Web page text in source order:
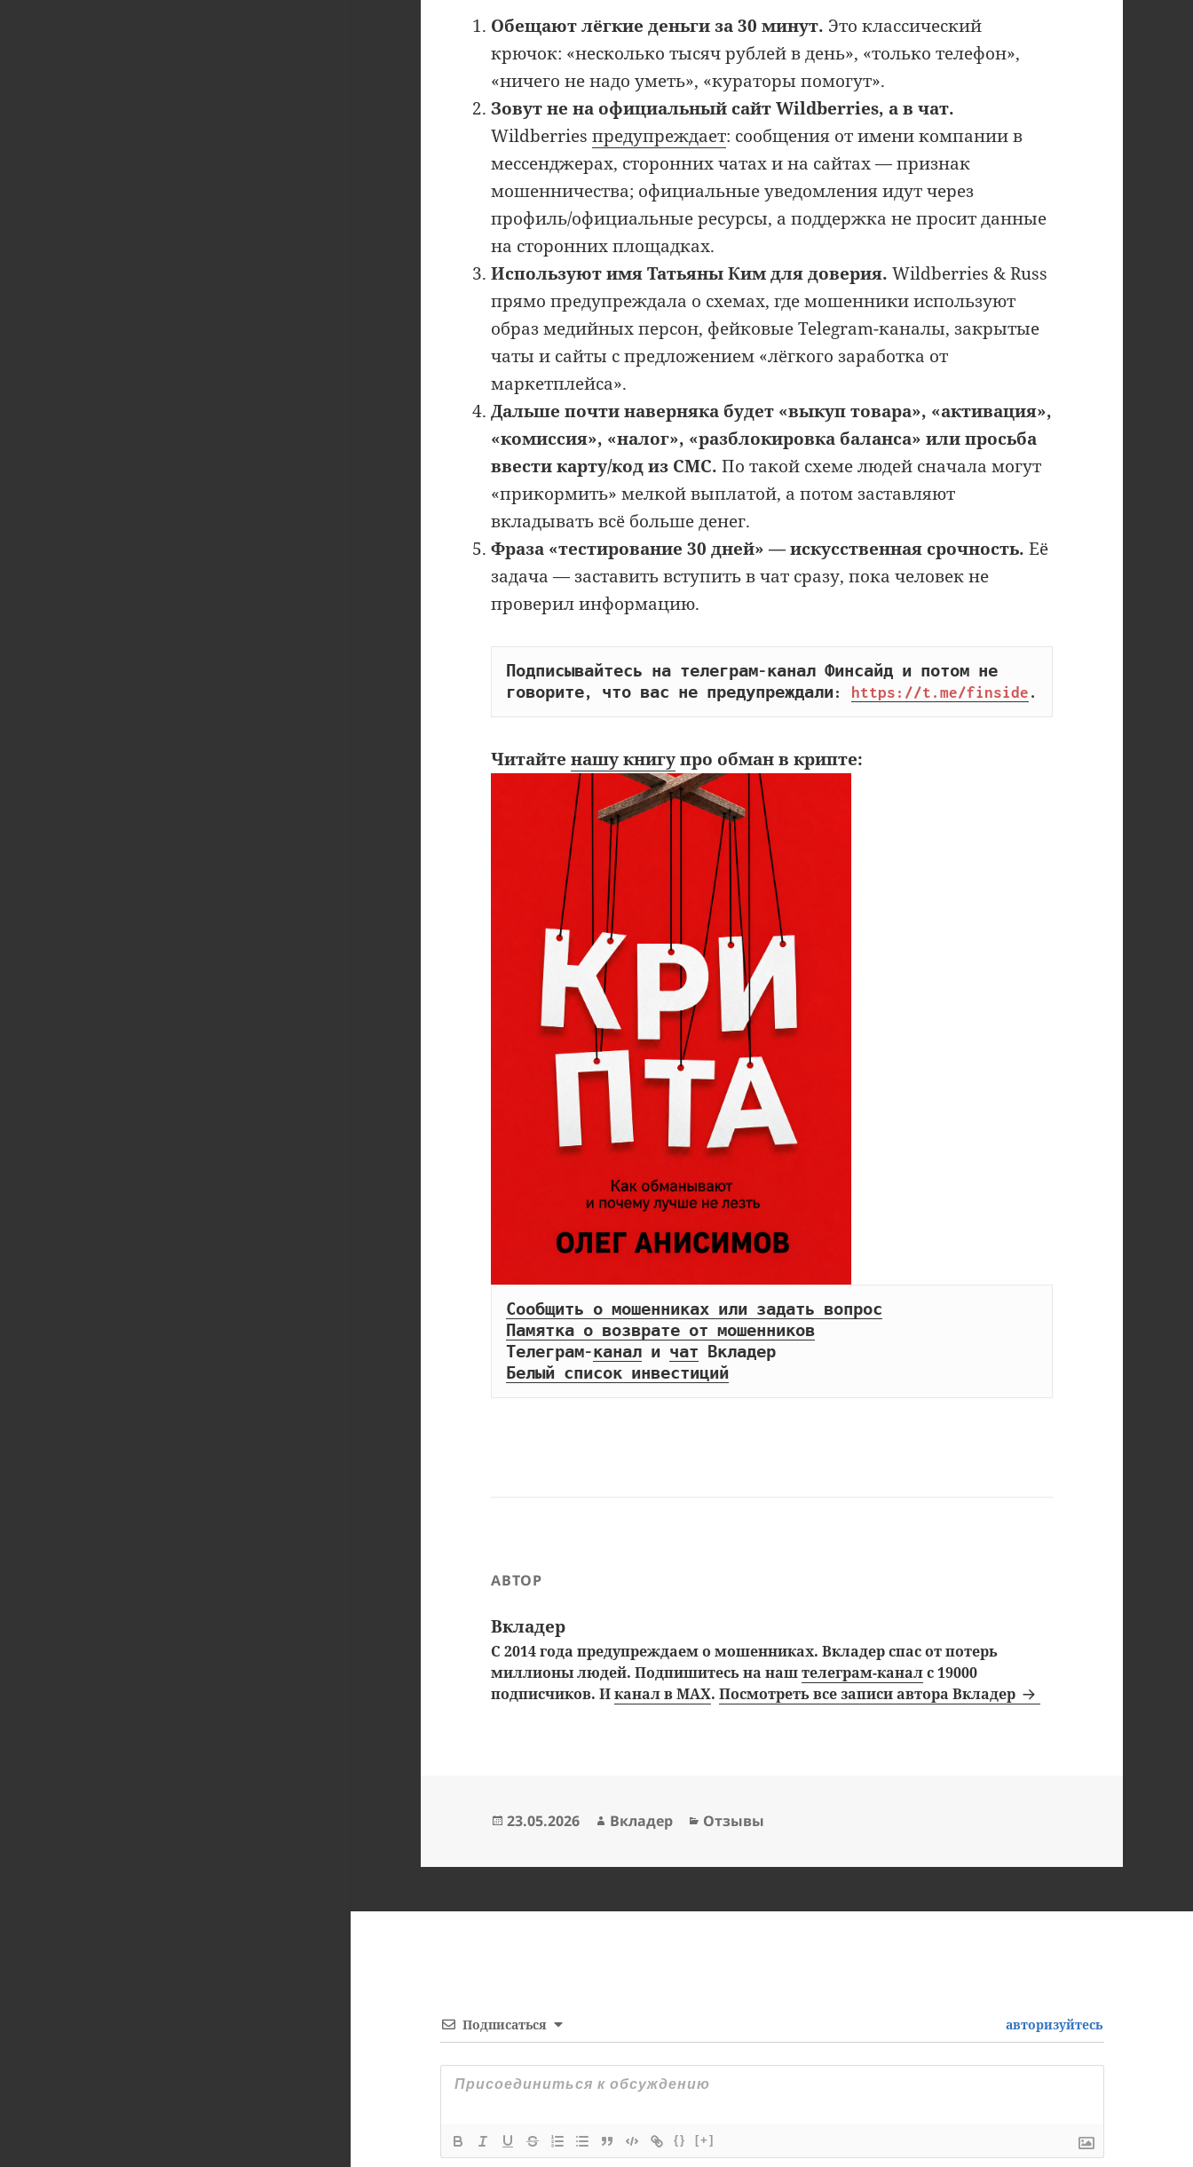
Обещают лёгкие деньги за 30 минут. Это классический
крючок: «несколько тысяч рублей в день», «только телефон»,
«ничего не надо уметь», «кураторы помогут».
Зовут не на официальный сайт Wildberries, а в чат.
Wildberriesпредупреждает: сообщения от имени компании в
мессенджерах, сторонних чатах и на сайтах — признак
мошенничества; официальные уведомления идут через
профиль/официальные ресурсы, а поддержка не просит данные
на сторонних площадках.
Используют имя Татьяны Ким для доверия. Wildberries & Russ
прямо предупреждала о схемах, где мошенники используют
образ медийных персон, фейковые Telegram-каналы, закрытые
чаты и сайты с предложением «лёгкого заработка от
маркетплейса».
Дальше почти наверняка будет «выкуп товара», «активация»,
«комиссия», «налог», «разблокировка баланса» или просьба
ввести карту/код из СМС. По такой схеме людей сначала могут
«прикормить» мелкой выплатой, а потом заставляют
вкладывать всё больше денег.
Фраза «тестирование 30 дней» — искусственная срочность. Её
задача — заставить вступить в чат сразу, пока человек не
проверил информацию.
Подписывайтесь на телеграм-канал Финсайд и потом не
говорите, что вас не предупреждали:
https://t.me/finside .
Читайтенашу книгупро обман в крипте:
Сообщить о мошенниках или задать вопрос
Памятка о возврате от мошенников
Телеграм-канал и чат
Вкладер
Белый список инвестиций
АВТОР
Вкладер
С 2014 года предупреждаем о мошенниках. Вкладер спас от потерь
миллионы людей. Подпишитесь на наштелеграм-каналс 19000
подписчиков. Иканал в MAX.Посмотреть все записи автора Вкладер
Опубликовано
23.05.2026 Автор
Вкладер Рубрики
Отзывы
Подписаться авторизуйтесь
{} [+]